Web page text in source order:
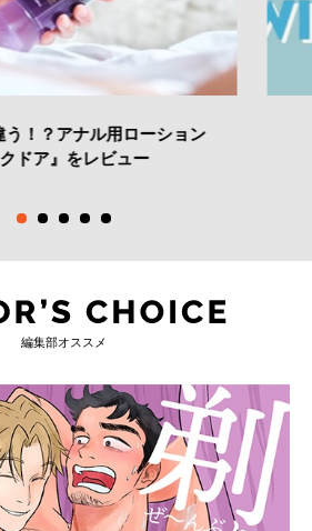
う！？アナル用ローション
ドア』をレビュー
編集部オススメ